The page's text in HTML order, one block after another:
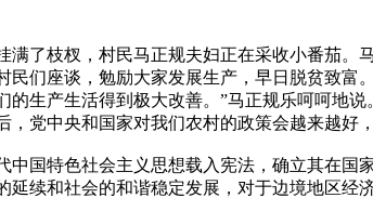
枝杈，村民马正规夫妇正在采收小番茄。
们座谈，勉励大家发展生产，早日脱贫致
生产生活得到极大改善。”马正规乐呵呵地
党中央和国家对我们农村的政策会越来越好
特色社会主义思想载入宪法，确立其在国
续和社会的和谐稳定发展，对于边境地区